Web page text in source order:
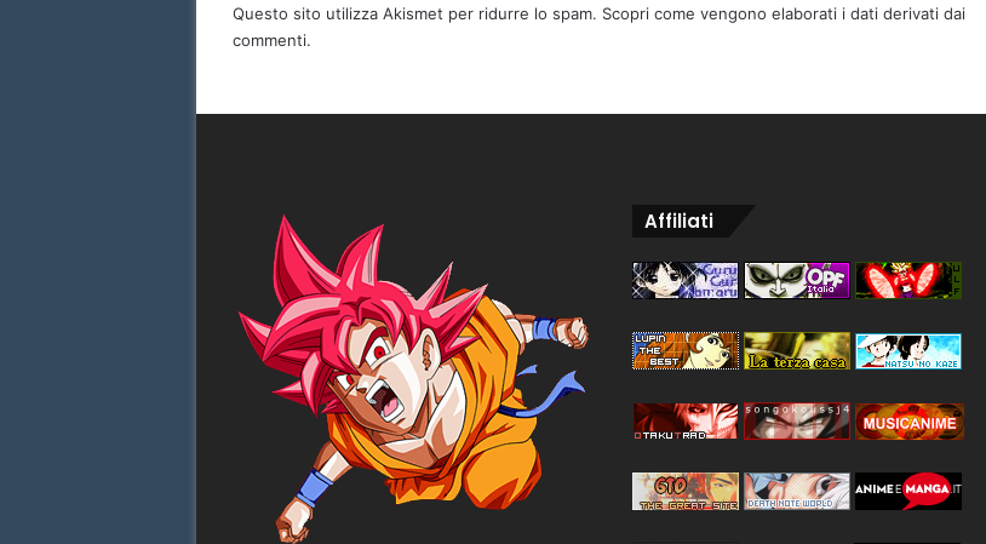
Questo sito utilizza Akismet per ridurre lo spam. Scopri come vengono elaborati i dati derivati dai
commenti.
Affiliati